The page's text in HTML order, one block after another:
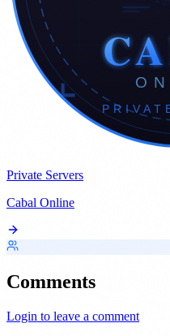
Private Servers
Cabal Online
Comments
Login to leave a comment